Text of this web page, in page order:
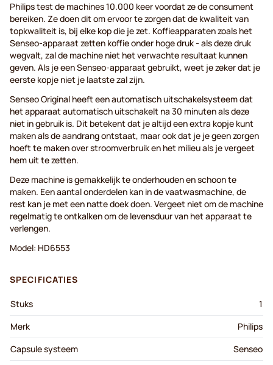
Philips test de machines 10.000 keer voordat ze de consument
bereiken. Ze doen dit om ervoor te zorgen dat de kwaliteit van
topkwaliteit is, bij elke kop die je zet. Koffieapparaten zoals het
Senseo-apparaat zetten koffie onder hoge druk - als deze druk
wegvalt, zal de machine niet het verwachte resultaat kunnen
geven. Als je een Senseo-apparaat gebruikt, weet je zeker dat je
eerste kopje niet je laatste zal zijn.
Senseo Original heeft een automatisch uitschakelsysteem dat
het apparaat automatisch uitschakelt na 30 minuten als deze
niet in gebruik is. Dit betekent dat je altijd een extra kopje kunt
maken als de aandrang ontstaat, maar ook dat je je geen zorgen
hoeft te maken over stroomverbruik en het milieu als je vergeet
hem uit te zetten.
Deze machine is gemakkelijk te onderhouden en schoon te
maken. Een aantal onderdelen kan in de vaatwasmachine, de
rest kan je met een natte doek doen. Vergeet niet om de machine
regelmatig te ontkalken om de levensduur van het apparaat te
verlengen.
Model: HD6553
SPECIFICATIES
Stuks
1
Merk
Philips
Capsule systeem
Senseo